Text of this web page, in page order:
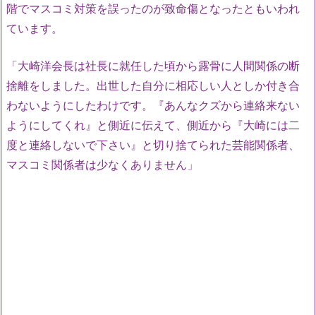
階でマスコミ対策を誤ったのが致命傷となったともいわれ
ています。
「大崎洋会長は社長に就任した頃から露骨に人間関係の断
捨離をしました。出世した自分に相応しい人としか付き合
わないようにしたわけです。『あんなクズから連絡来ない
ようにしてくれ』と側近に伝えて、側近から『大崎には二
度と連絡しないで下さい』と切り捨てられた芸能関係者、
マスコミ関係者は少なくありません」